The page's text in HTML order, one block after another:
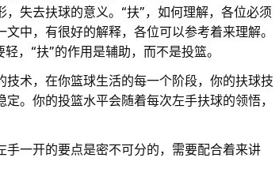
失去扶球的意义。“扶”，如何理解，各位必须
中，有很好的解释，各位可以参考着来理解。
，“扶”的作用是辅助，而不是投篮。
术，在你篮球生活的每一个阶段，你的扶球技
。你的投篮水平会随着每次左手扶球的领悟，
一开的要点是密不可分的，需要配合着来讲